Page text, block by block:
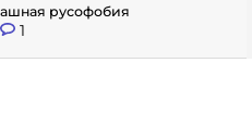
русофобия
1